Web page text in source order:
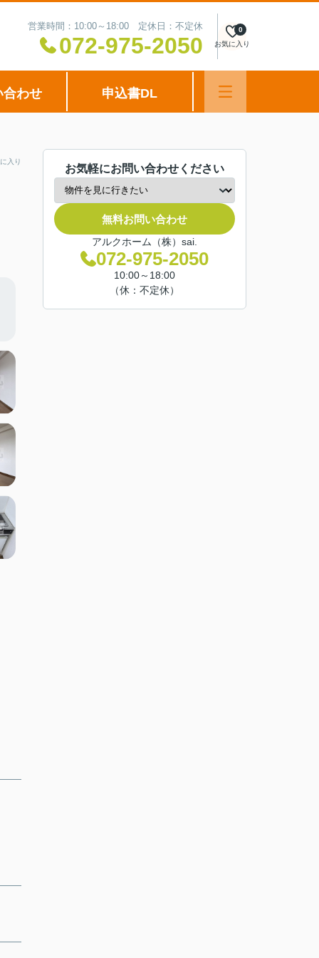
営業時間：10:00～18:00 定休日：不定休
072-975-2050 お気に入り
0
合わせ 申込書DL
入り
お気軽にお問い合わせください
無料お問い合わせ
アルクホーム（株）sai.
072-975-2050
10:00～18:00
（休：不定休）